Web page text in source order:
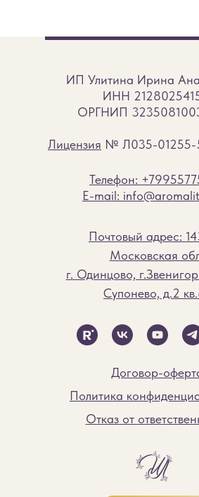
ИП Улитина Ирина
ИНН
ОРГНИП
Лицензия № Л035-01255-
Договор-
Политика
Отказ от
Телефон:
E-mail:
Почтовый адрес:
Московская
г. Одинцово,
Супонево, д.2